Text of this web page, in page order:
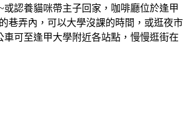
或認養貓咪帶主子回家，咖啡廳位於逢甲
巷弄內，可以大學沒課的時間，或逛夜市
車可至逢甲大學附近各站點，慢慢逛街在